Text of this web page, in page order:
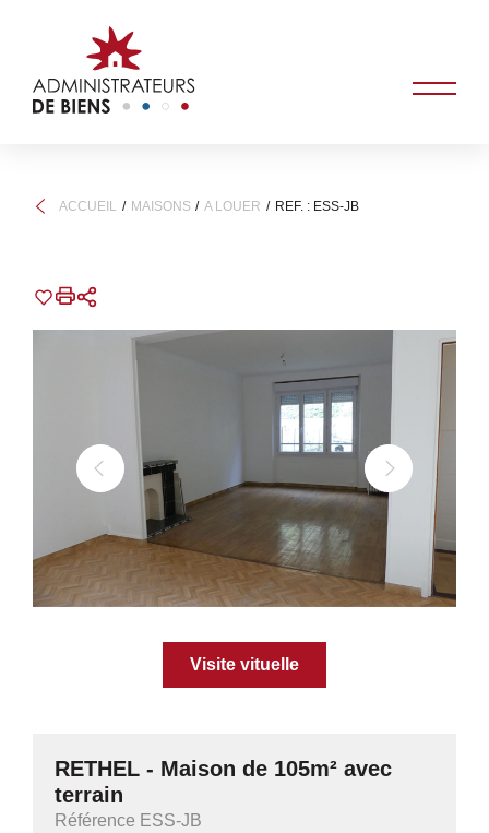
ACCUEIL MAISONS A LOUER REF. : ESS-JB
Visite vituelle
RETHEL - Maison de 105m² avec
terrain
Référence ESS-JB